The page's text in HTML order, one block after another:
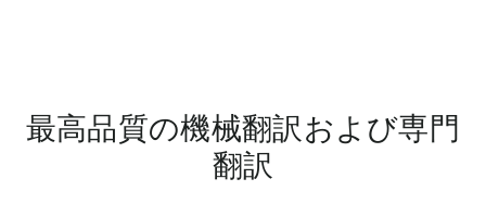
最高品質の機械翻訳および専門
翻訳